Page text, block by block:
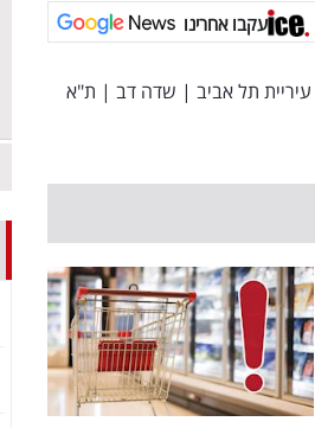
עקבו אחרינו
עיריית תל אביב | שדה דב | ת"א